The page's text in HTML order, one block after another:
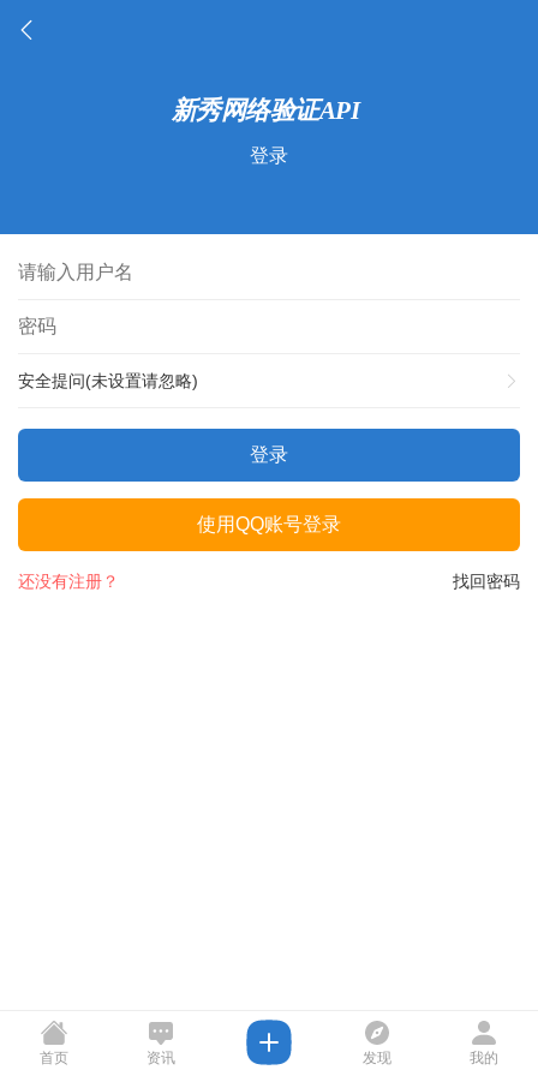
登录
安全提问(未设置请忽略)
登录
使用QQ账号登录
找回密码
还没有注册？
首页 资讯 发现 我的